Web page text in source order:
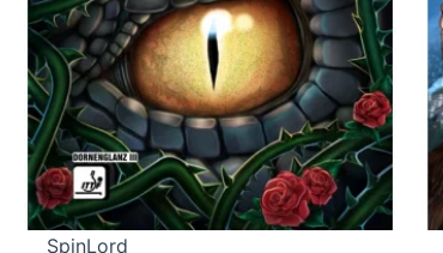
SpinLord